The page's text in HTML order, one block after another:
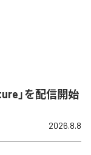
」を配信開始
2026.8.8